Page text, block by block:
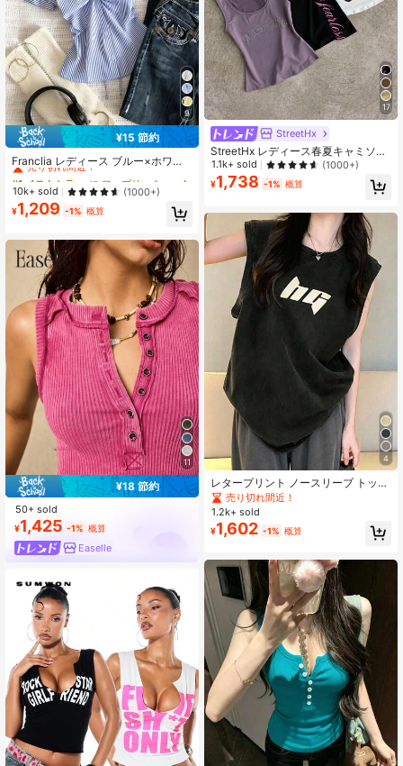
9
¥15 節約
Franclia レディース ブルー×ホワイ
ト ストライプ ボタン付きシャーリン
グ Vネックシャツ 夏向け エフォート
レスシック ブラウス 通学・新学期向
け 春カジュアル
#1 ベストセラー
に ファブリック 柔らかなオフィスブラウス
売り切れ間近！
#1 ベストセラー
売り切れ間近！
#1 ベストセラー
売り切れ間近！
#1 ベストセラー
に ファブリック 柔らかなオフィスブラウス
10k+ sold (1000+)
¥1,209 -1% 概算
11
¥18 節約
50+ sold
¥1,425 -1% 概算
Easelle
17
StreetHx
StreetHx レディース春夏キャミソー
ルセット、多用途通勤ウェア、Uネ
ック、英字とラインストーンプリン
ト、ストリートウェア、スリムフィ
スリーブレストップ
1.1k+ sold (1000+)
¥1,738 -1% 概算
4
レタープリント ノースリーブ トップ
ス ルーズ カジュアル ブラック
売り切れ間近！
1.2k+ sold
¥1,602 -1% 概算